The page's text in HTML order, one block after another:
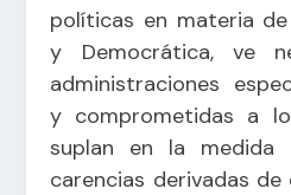
políticas en materia
y Democrática, ve
administraciones
y comprometidas a
suplan en la
carencias derivadas